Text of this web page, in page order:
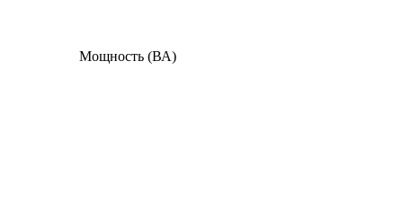
Мощность (ВА)